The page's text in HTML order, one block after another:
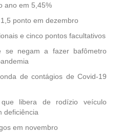
ano em 5,45%
ponto em dezembro
e cinco pontos facultativos
se negam a fazer bafômetro
de contágios de Covid-19
libera de rodízio veículo
deficiência
em novembro